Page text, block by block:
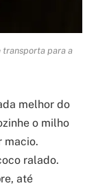
transporta para a
melhor do
o milho
macio.
ralado.
até